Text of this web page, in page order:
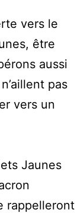
vers le
être
aussi
pas
vers un
Jaunes
rappelleront